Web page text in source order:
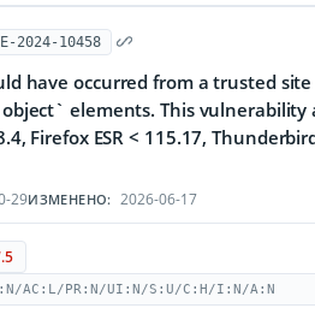
2024-10458
have occurred from a trusted
elements. This vulnerability
Firefox ESR < 115.17,
29ИЗМЕНЕНО: 2026-06-17
AC:L/PR:N/UI:N/S:U/C:H/I:N/A:N